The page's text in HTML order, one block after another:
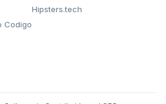
Codigo
Hipsters.tech